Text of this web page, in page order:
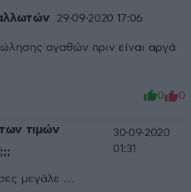
29·09·2020 17:06
αγαθών πριν είναι αργά
0 0
τιμών
30·09·2020
01:31
μεγάλε ....